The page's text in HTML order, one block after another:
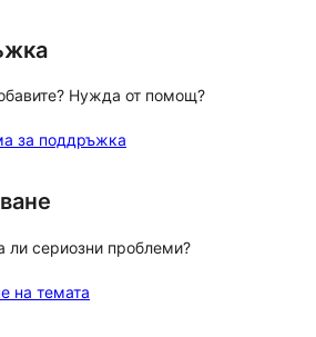
Нужда от помощ?
за поддръжка
ли сериозни проблеми?
на темата